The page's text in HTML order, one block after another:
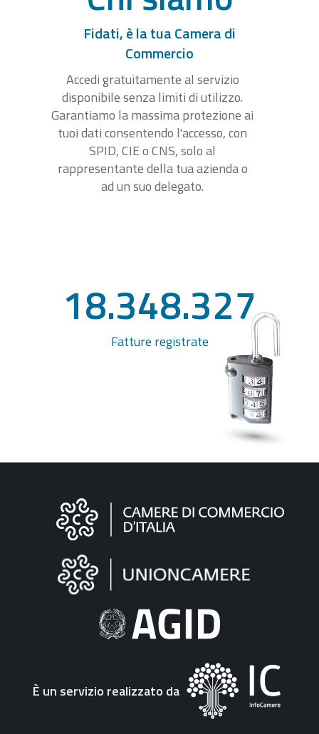
Fidati, è la tua Camera di
Commercio
Accedi gratuitamente al servizio
disponibile senza limiti di utilizzo.
Garantiamo la massima protezione ai
tuoi dati consentendo l'accesso, con
SPID, CIE o CNS, solo al
rappresentante della tua azienda o
ad un suo delegato.
18.348.327
Fatture registrate
Informazioni
"Fattura
Elettronica"
È un servizio realizzato da